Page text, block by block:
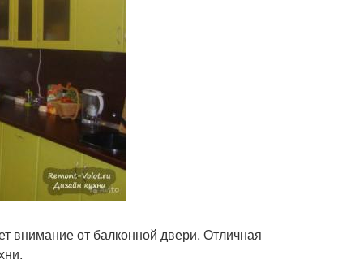
внимание от балконной двери. Отличная